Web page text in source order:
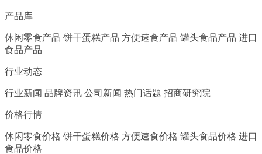
产品库
休闲零食产品 饼干蛋糕产品 方便速食产品 罐头食品产品 进口
食品产品
行业动态
行业新闻 品牌资讯 公司新闻 热门话题 招商研究院
价格行情
休闲零食价格 饼干蛋糕价格 方便速食价格 罐头食品价格 进口
食品价格